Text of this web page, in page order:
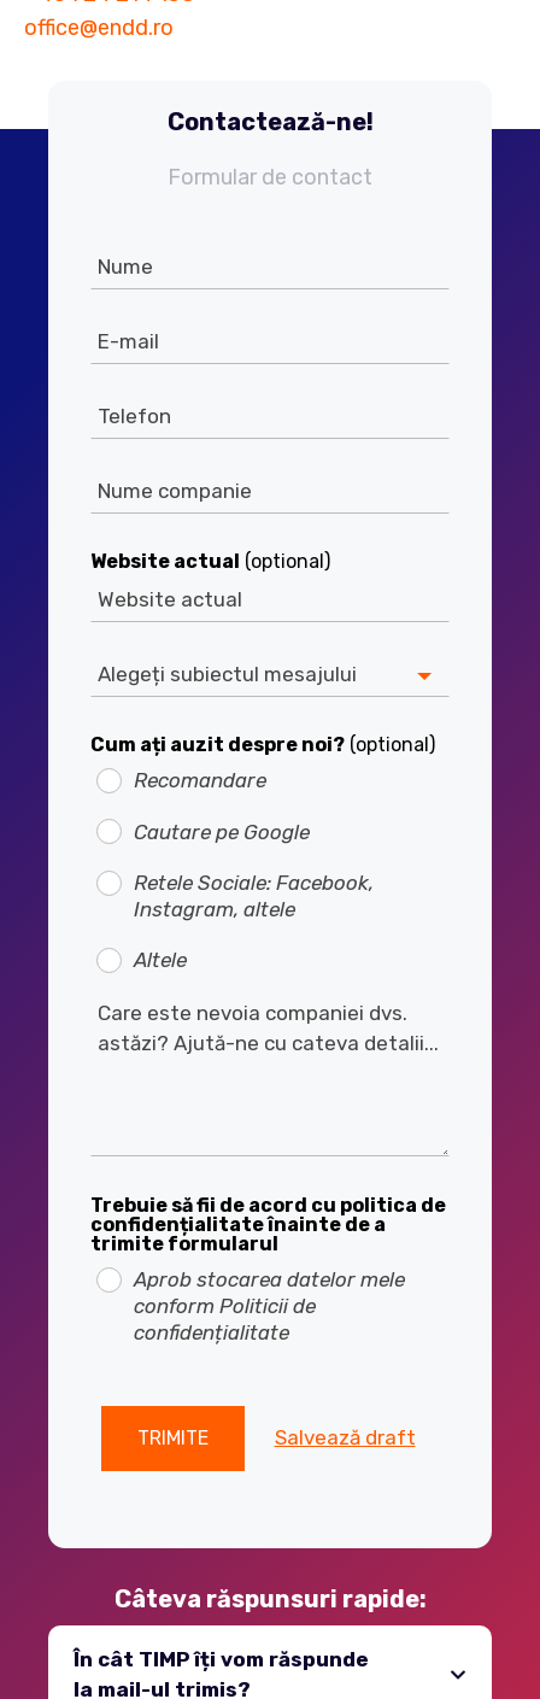
office@endd.ro
Câteva răspunsuri rapide:
În cât TIMP îți vom răspunde
la mail-ul trimis?
Contactează-ne!
Formular de contact
Leave
this
blank
Website actual (optional)
Cum ați auzit despre noi? (optional)
Recomandare
Cautare pe Google
Retele Sociale: Facebook,
Instagram, altele
Altele
Trebuie să fii de acord cu politica de
confidențialitate înainte de a
trimite formularul
Aprob stocarea datelor mele
conform Politicii de
confidențialitate
TRIMITE Salvează draft